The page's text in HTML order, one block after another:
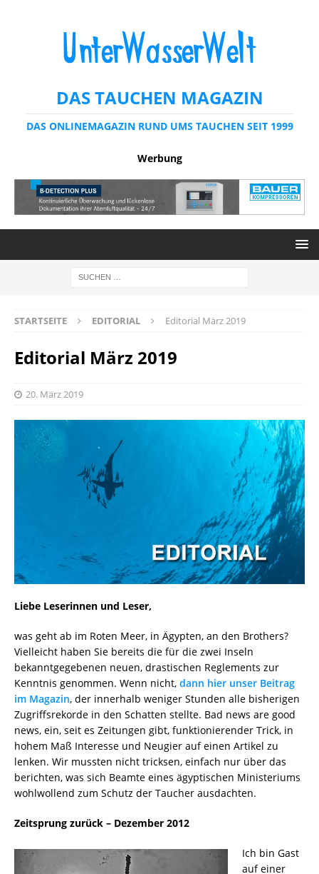
DAS TAUCHEN MAGAZIN
DAS ONLINEMAGAZIN RUND UMS TAUCHEN SEIT 1999
Werbung
STARTSEITE EDITORIAL Editorial März 2019
Editorial März 2019
20. März 2019
Liebe Leserinnen und Leser,
was geht ab im Roten Meer, in Ägypten, an den Brothers?
Vielleicht haben Sie bereits die für die zwei Inseln
bekanntgegebenen neuen, drastischen Reglements zur
Kenntnis genommen. Wenn nicht, dann hier unser Beitrag
im Magazin, der innerhalb weniger Stunden alle bisherigen
Zugriffsrekorde in den Schatten stellte. Bad news are good
news, ein, seit es Zeitungen gibt, funktionierender Trick, in
hohem Maß Interesse und Neugier auf einen Artikel zu
lenken. Wir mussten nicht tricksen, einfach nur über das
berichten, was sich Beamte eines ägyptischen Ministeriums
wohlwollend zum Schutz der Taucher ausdachten.
Zeitsprung zurück – Dezember 2012
Ich bin Gast
auf einer